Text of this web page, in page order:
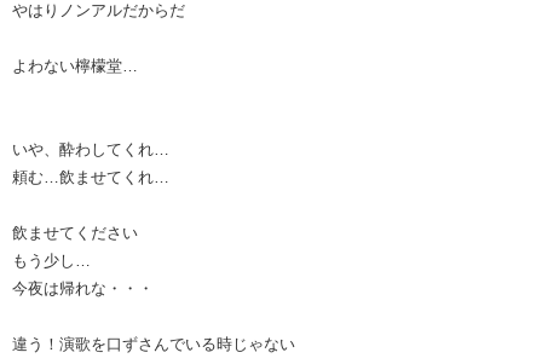
やはりノンアルだからだ
よわない檸檬堂…
いや、酔わしてくれ…
頼む…飲ませてくれ…
飲ませてください
もう少し…
今夜は帰れな・・・
違う！演歌を口ずさんでいる時じゃない